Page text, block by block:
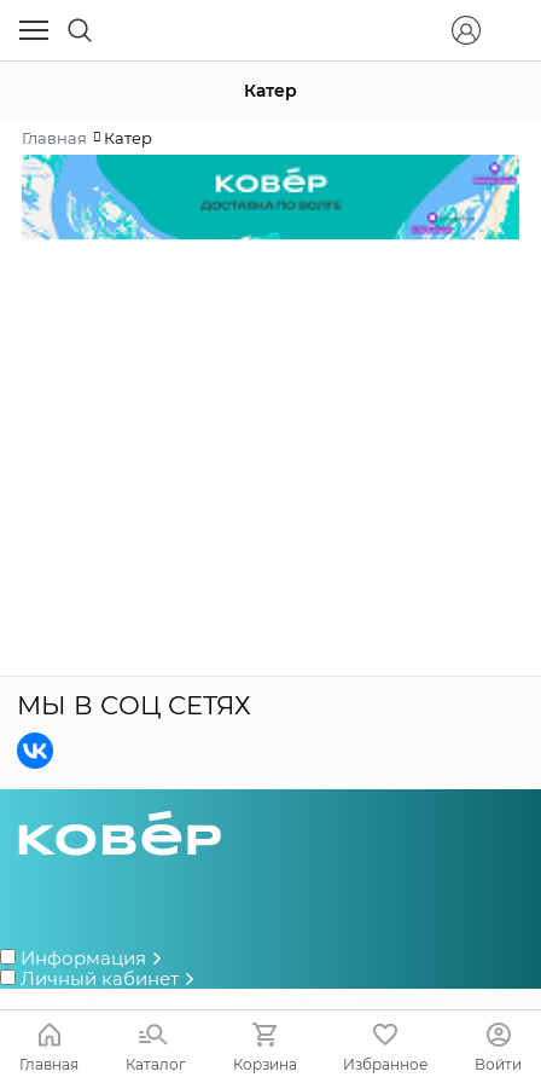
Катер
Главная Катер
МЫ В СОЦ СЕТЯХ
Информация
Личный кабинет
Главная Каталог Корзина Избранное Войти